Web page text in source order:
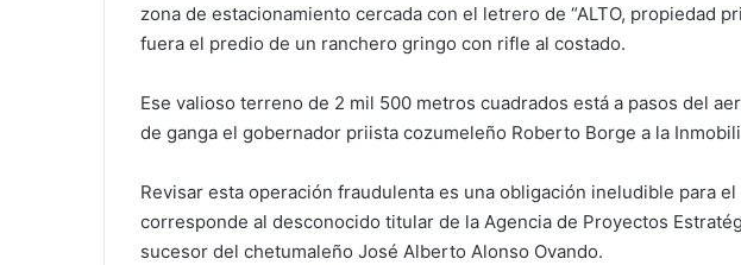
zona de estacionamiento cercada con el letrero de “ALTO, propiedad
fuera el predio de un ranchero gringo con rifle al costado.
Ese valioso terreno de 2 mil 500 metros cuadrados está a pasos del
de ganga el gobernador priista cozumeleño Roberto Borge a la
Revisar esta operación fraudulenta es una obligación ineludible para
corresponde al desconocido titular de la Agencia de Proyectos
sucesor del chetumaleño José Alberto Alonso Ovando.